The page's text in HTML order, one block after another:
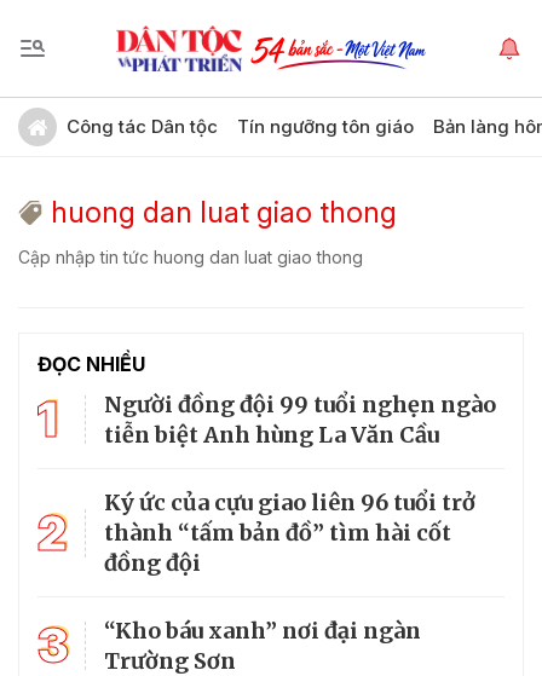
Công tác Dân tộc Tín ngưỡng tôn giáo Bản làng
huong dan luat giao thong
Cập nhập tin tức huong dan luat giao thong
ĐỌC NHIỀU
1
Người đồng đội 99 tuổi nghẹn ngào
tiễn biệt Anh hùng La Văn Cầu
2
Ký ức của cựu giao liên 96 tuổi trở
thành “tấm bản đồ” tìm hài cốt
đồng đội
3
“Kho báu xanh” nơi đại ngàn
Trường Sơn